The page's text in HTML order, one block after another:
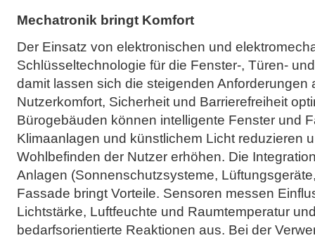
Mechatronik bringt Komfort
Der Einsatz von elektronischen und
Schlüsseltechnologie für die Fenster-, Türen-
damit lassen sich die steigenden Anforderungen
Nutzerkomfort, Sicherheit und Barrierefreiheit
Bürogebäuden können intelligente Fenster und
Klimaanlagen und künstlichem Licht reduzieren
Wohlbefinden der Nutzer erhöhen. Die
Anlagen (Sonnenschutzsysteme,
Fassade bringt Vorteile. Sensoren messen
Lichtstärke, Luftfeuchte und Raumtemperatur
bedarfsorientierte Reaktionen aus. Bei der